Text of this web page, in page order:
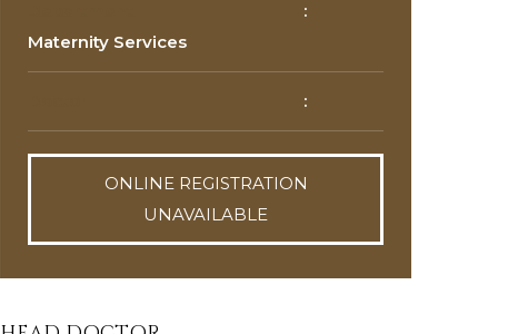
:
Maternity Services
:
ONLINE REGISTRATION
UNAVAILABLE